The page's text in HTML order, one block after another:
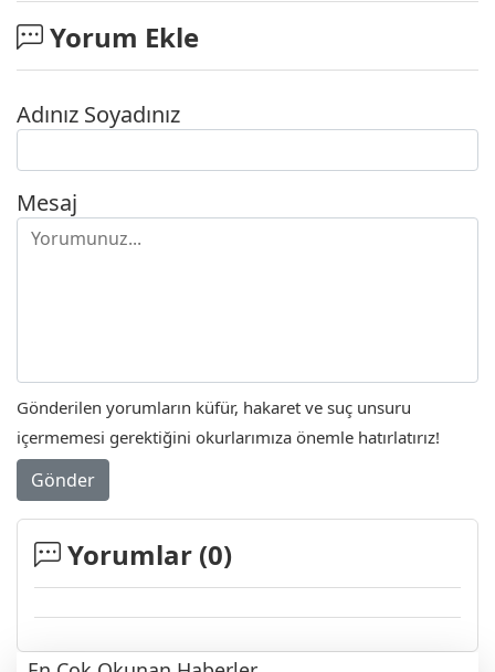
Yorum Ekle
Adınız Soyadınız
Mesaj
Gönderilen yorumların küfür, hakaret ve suç unsuru
içermemesi gerektiğini okurlarımıza önemle hatırlatırız!
Gönder
Yorumlar (0)